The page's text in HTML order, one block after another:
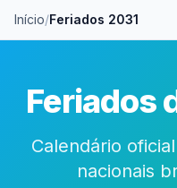
Início/Feriados 2031
Feriados
Calendário
nacionais